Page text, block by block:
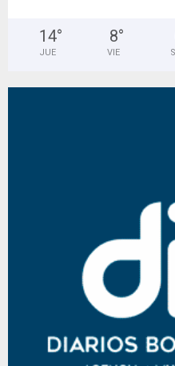
14°
JUE
8°
VIE